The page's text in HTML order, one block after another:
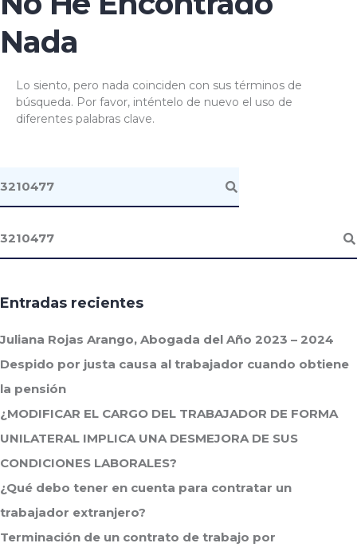
Nada
Lo siento, pero nada coinciden con sus términos de
búsqueda. Por favor, inténtelo de nuevo el uso de
diferentes palabras clave.
Entradas recientes
Juliana Rojas Arango, Abogada del Año 2023 – 2024
Despido por justa causa al trabajador cuando obtiene
la pensión
¿MODIFICAR EL CARGO DEL TRABAJADOR DE FORMA
UNILATERAL IMPLICA UNA DESMEJORA DE SUS
CONDICIONES LABORALES?
¿Qué debo tener en cuenta para contratar un
trabajador extranjero?
Terminación de un contrato de trabajo por